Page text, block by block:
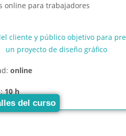
cliente y público objetivo para
un proyecto de diseño gráfico
online
10 h
del curso